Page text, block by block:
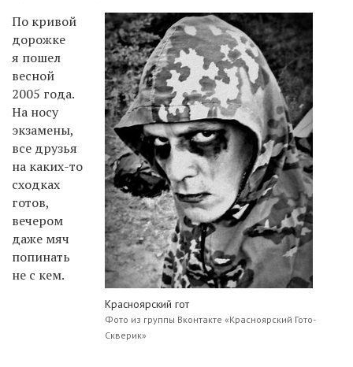
Красноярский гот
Фото из группы Вконтакте «Красноярский Гото-
Скверик»
По кривой
дорожке
я пошел
весной
2005 года.
На носу
экзамены,
все друзья
на каких-то
сходках
готов,
вечером
даже мяч
попинать
не с кем.